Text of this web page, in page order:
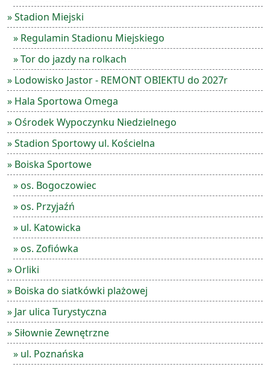
» Stadion Miejski
» Regulamin Stadionu Miejskiego
» Tor do jazdy na rolkach
» Lodowisko Jastor - REMONT OBIEKTU do 2027r
» Hala Sportowa Omega
» Ośrodek Wypoczynku Niedzielnego
» Stadion Sportowy ul. Kościelna
» Boiska Sportowe
» os. Bogoczowiec
» os. Przyjaźń
» ul. Katowicka
» os. Zofiówka
» Orliki
» Boiska do siatkówki plażowej
» Jar ulica Turystyczna
» Siłownie Zewnętrzne
» ul. Poznańska